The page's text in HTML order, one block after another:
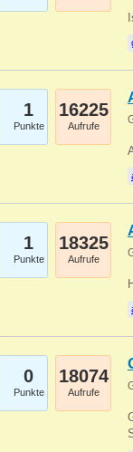
1
Punkte
16225
Aufrufe
1
Punkte
18325
Aufrufe
0
Punkte
18074
Aufrufe